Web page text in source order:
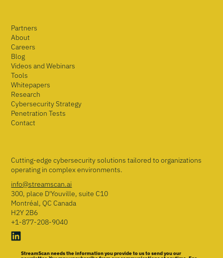
Partners
About
Careers
Blog
Videos and Webinars
Tools
Whitepapers
Research
Cybersecurity Strategy
Penetration Tests
Contact
Cutting-edge cybersecurity solutions tailored to organizations
operating in complex environments.
info@streamscan.ai
300, place D'Youville, suite C10
Montréal, QC Canada
H2Y 2B6
+1-877-208-9040
StreamScan needs the information you provide to us to send you our